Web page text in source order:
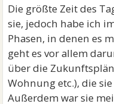
Die größte Zeit des
sie, jedoch habe ich
Phasen, in denen es
geht es vor allem
über die
Wohnung etc.), die
Außerdem war sie